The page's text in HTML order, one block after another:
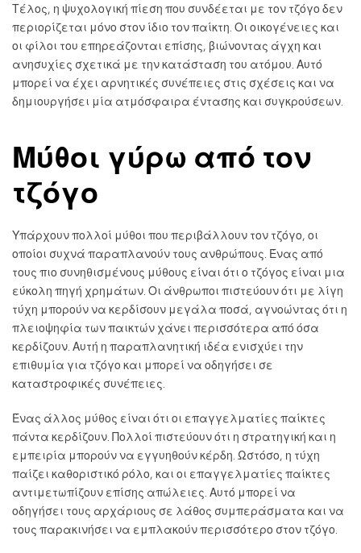
Τέλος, η ψυχολογική πίεση που συνδέεται με τον τζόγο δεν
περιορίζεται μόνο στον ίδιο τον παίκτη. Οι οικογένειες και
οι φίλοι του επηρεάζονται επίσης, βιώνοντας άγχη και
ανησυχίες σχετικά με την κατάσταση του ατόμου. Αυτό
μπορεί να έχει αρνητικές συνέπειες στις σχέσεις και να
δημιουργήσει μία ατμόσφαιρα έντασης και συγκρούσεων.
Μύθοι γύρω από τον
τζόγο
Υπάρχουν πολλοί μύθοι που περιβάλλουν τον τζόγο, οι
οποίοι συχνά παραπλανούν τους ανθρώπους. Ένας από
τους πιο συνηθισμένους μύθους είναι ότι ο τζόγος είναι μια
εύκολη πηγή χρημάτων. Οι άνθρωποι πιστεύουν ότι με λίγη
τύχη μπορούν να κερδίσουν μεγάλα ποσά, αγνοώντας ότι η
πλειοψηφία των παικτών χάνει περισσότερα από όσα
κερδίζουν. Αυτή η παραπλανητική ιδέα ενισχύει την
επιθυμία για τζόγο και μπορεί να οδηγήσει σε
καταστροφικές συνέπειες.
Ένας άλλος μύθος είναι ότι οι επαγγελματίες παίκτες
πάντα κερδίζουν. Πολλοί πιστεύουν ότι η στρατηγική και η
εμπειρία μπορούν να εγγυηθούν κέρδη. Ωστόσο, η τύχη
παίζει καθοριστικό ρόλο, και οι επαγγελματίες παίκτες
αντιμετωπίζουν επίσης απώλειες. Αυτό μπορεί να
οδηγήσει τους αρχάριους σε λάθος συμπεράσματα και να
τους παρακινήσει να εμπλακούν περισσότερο στον τζόγο.